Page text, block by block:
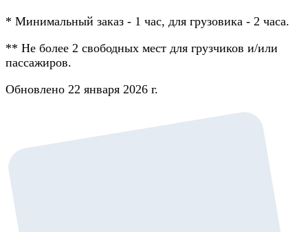
* Минимальный заказ - 1 час, для грузовика - 2 часа.
** Не более 2 свободных мест для грузчиков и/или
пассажиров.
Обновлено 22 января 2026 г.